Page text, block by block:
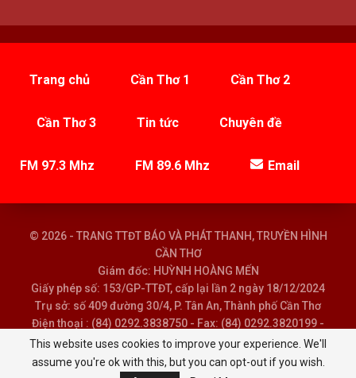
Trang chủ Cần Thơ 1 Cần Thơ 2
Cần Thơ 3 Tin tức Chuyên đề
FM 97.3 Mhz FM 89.6 Mhz Email
© 2026 - TRANG TTĐT BÁO VÀ PHÁT THANH, TRUYỀN HÌNH
CẦN THƠ
Giám đốc: HUỲNH HOÀNG MẾN
Giấy phép số: 153/GP-TTĐT, cấp lại lần 2 ngày 18/12/2024
Trụ sở: số 409 đường 30/4, P. Tân An, Thành phố Cần Thơ
Điện thoại : (84) 0292.3838750 - Fax: (84) 0292.3820199 -
Email : baoptth@cantho.gov.vn
This website uses cookies to improve your experience. We'll
assume you're ok with this, but you can opt-out if you wish.